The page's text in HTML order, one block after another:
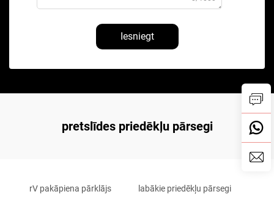
Iesniegt
pretslīdes priedēkļu pārsegi
rV pakāpiena pārklājs labākie priedēkļu pārsegi